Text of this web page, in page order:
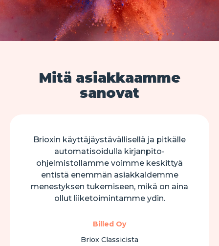
Mitä asiakkaamme
sanovat
Brioxin käyttäjäystävällisellä ja pitkälle
automatisoidulla kirjanpito-
ohjelmistollamme voimme keskittyä
entistä enemmän asiakkaidemme
menestyksen tukemiseen, mikä on aina
ollut liiketoimintamme ydin.
Billed Oy
Briox Classicista